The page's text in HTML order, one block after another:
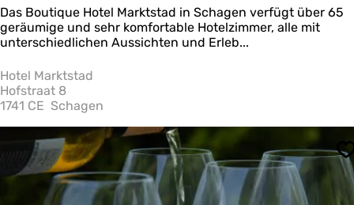
r
n
e
h
m
e
?
H
o
t
l
M
a
k
Das Boutique Hotel Marktstad in Schagen verfügt über 65
geräumige und sehr komfortable Hotelzimmer, alle mit
unterschiedlichen Aussichten und Erleb...
Hotel Marktstad
Hofstraat 8
1741 CE Schagen